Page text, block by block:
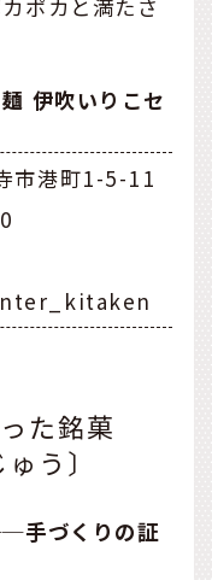
ポカと満たさ
伊吹いりこセ
市港町1-5-11
た銘菓
う〕
手づくりの証